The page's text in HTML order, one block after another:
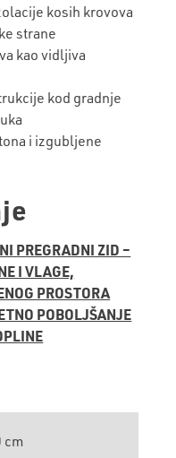
kosih krovova
strane
kao vidljiva
kod gradnje
i izgubljene
PREGRADNI ZID –
I VLAGE,
PROSTORA
POBOLJŠANJE
cm